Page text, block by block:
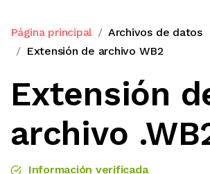
Página principal
Archivos de datos
Extensión de archivo WB2
Extensión
archivo
Información verificada